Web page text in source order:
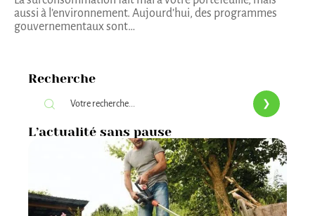
aussi à l’environnement. Aujourd’hui, des programmes
gouvernementaux sont…
Recherche
L’actualité sans pause